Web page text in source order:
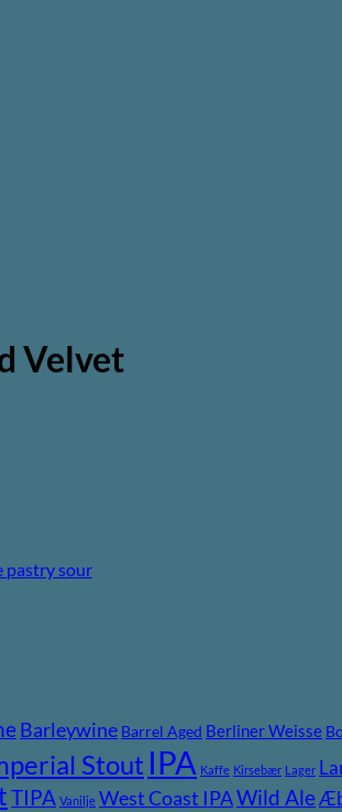
Velvet
pastry sour
Barleywine Barrel Aged Berliner Weisse
Stout IPA Kaffe Kirsebær Lager
TIPA Vanilje West Coast IPAWild Ale